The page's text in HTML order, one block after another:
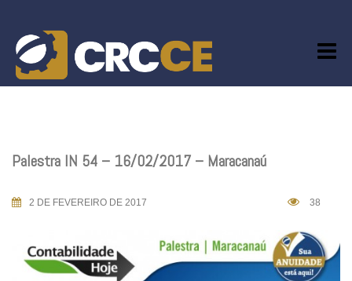
content
Palestra IN 54 – 16/02/2017 – Maracanaú
2 DE FEVEREIRO DE 2017 38